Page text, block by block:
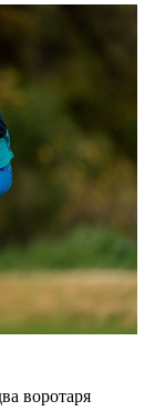
воротаря